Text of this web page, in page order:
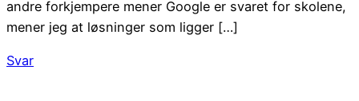
andre forkjempere mener Google er svaret for skolene,
mener jeg at løsninger som ligger […]
Svar